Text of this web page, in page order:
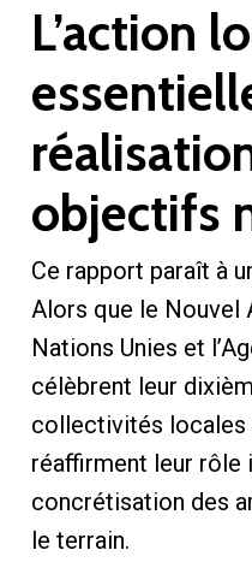
L’action
objectifs
Ce rapport paraît à
Alors que le Nouvel
Nations Unies et
célèbrent leur
collectivités locales
réaffirment leur rôle
concrétisation des
le terrain.